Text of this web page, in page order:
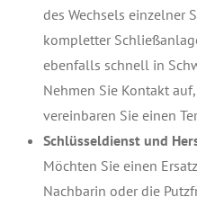
des Wechsels einzelner
kompletter
ebenfalls schnell in
Nehmen Sie Kontakt
vereinbaren Sie einen
Schlüsseldienst und
Möchten Sie einen
Nachbarin oder die